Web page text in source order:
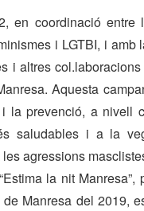
en coordinació entre
i LGTBI, i amb
i altres
Aquesta
la prevenció, a nivell
saludables i a la
agressions
la nit
Manresa del 2019,